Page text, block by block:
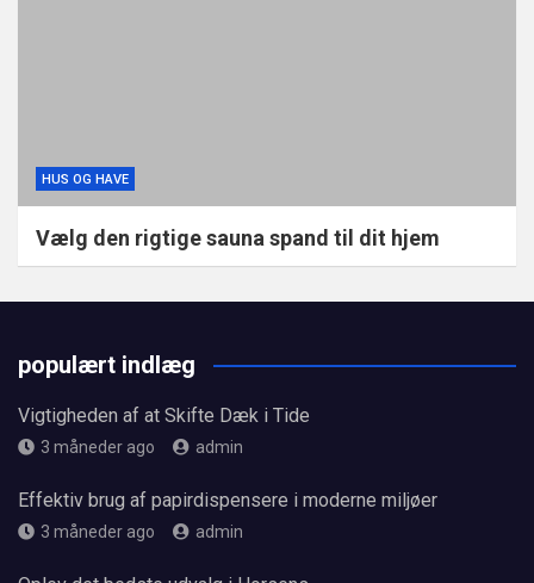
HUS OG HAVE
Vælg den rigtige sauna spand til dit hjem
populært indlæg
Vigtigheden af at Skifte Dæk i Tide
3 måneder ago admin
Effektiv brug af papirdispensere i moderne miljøer
3 måneder ago admin